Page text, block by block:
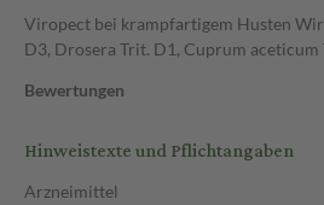
Viropect bei krampfartigem Husten
D3, Drosera Trit. D1, Cuprum
Bewertungen
Hinweistexte und Pflichtangaben
Arzneimittel